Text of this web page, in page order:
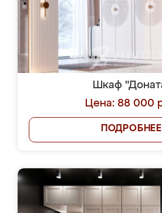
Шкаф
Цена: 88 000
ПОДРОБНЕЕ